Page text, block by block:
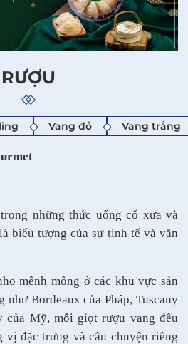
RƯỢU
Vang đỏ Vang trắng
những thức uống cổ xưa và
biểu tượng của sự tinh tế và văn
mênh mông ở các khu vực sản
Bordeaux của Pháp, Tuscany
của Mỹ, mỗi giọt rượu vang đều
vị đặc trưng và câu chuyện riêng